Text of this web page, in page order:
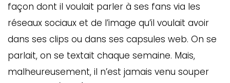
façon dont il voulait parler à ses fans via les
réseaux sociaux et de l’image qu’il voulait avoir
dans ses clips ou dans ses capsules web. On se
parlait, on se textait chaque semaine. Mais,
malheureusement, il n’est jamais venu souper